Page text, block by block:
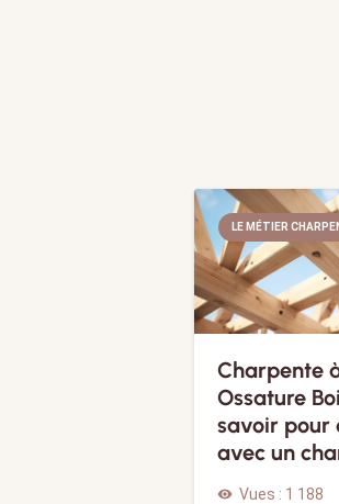
LE MÉTIER
Charpente
Ossature
savoir pour
avec un
visibility Vues : 1 188